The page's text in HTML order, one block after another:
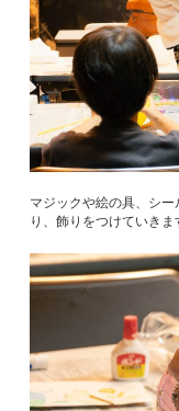
マジックや絵の具、シ
り、飾りをつけていきま